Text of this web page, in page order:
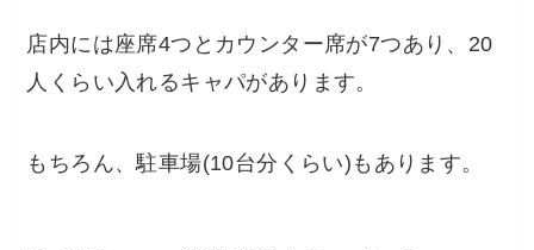
店内には座席4つとカウンター席が7つあり、20
人くらい入れるキャパがあります。
もちろん、駐車場(10台分くらい)もあります。